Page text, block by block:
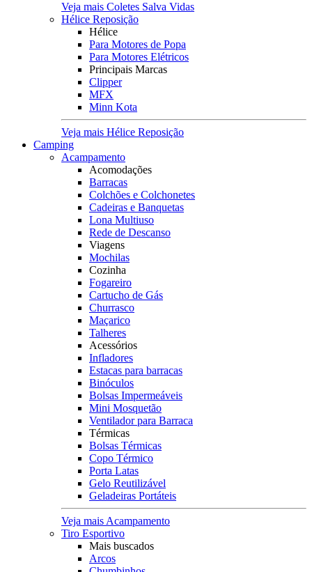
Veja mais Coletes Salva Vidas
Hélice Reposição
Hélice
Para Motores de Popa
Para Motores Elétricos
Principais Marcas
Clipper
MFX
Minn Kota
Veja mais Hélice Reposição
Camping
Acampamento
Acomodações
Barracas
Colchões e Colchonetes
Cadeiras e Banquetas
Lona Multiuso
Rede de Descanso
Viagens
Mochilas
Cozinha
Fogareiro
Cartucho de Gás
Churrasco
Maçarico
Talheres
Acessórios
Infladores
Estacas para barracas
Binóculos
Bolsas Impermeáveis
Mini Mosquetão
Ventilador para Barraca
Térmicas
Bolsas Térmicas
Copo Térmico
Porta Latas
Gelo Reutilizável
Geladeiras Portáteis
Veja mais Acampamento
Tiro Esportivo
Mais buscados
Arcos